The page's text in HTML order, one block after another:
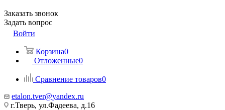
Заказать звонок
Задать вопрос
Войти
Корзина0
Отложенные0
Сравнение товаров0
etalon.tver@yandex.ru
г.Тверь, ул.Фадеева, д.16